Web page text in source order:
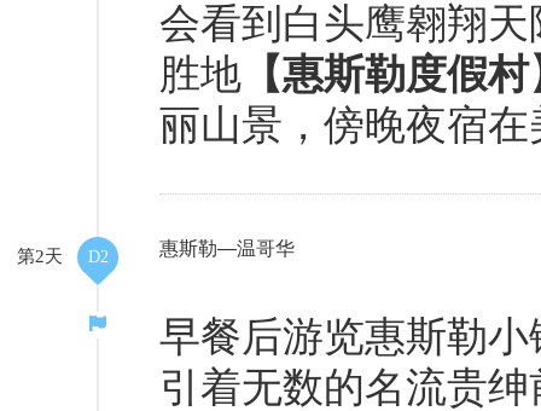
会看到白头鹰翱翔
胜地 【惠斯勒度假村
丽山景，傍晚夜宿
第2天 D2 惠斯勒—温哥华
早餐后游览惠斯勒
引着无数的名流贵